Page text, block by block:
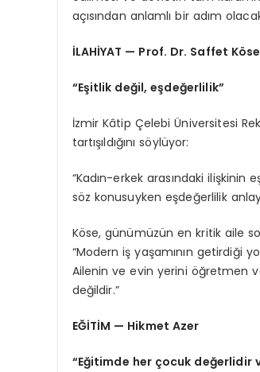
açısından anlamlı bir adım
İLAHİYAT — Prof. Dr. Saffet Köse
“Eşitlik değil, eşdeğerlilik”
İzmir Kâtip Çelebi Üniversitesi
tartışıldığını söylüyor:
“Kadın-erkek arasındaki ilişkinin
söz konusuyken eşdeğerlilik
Köse, günümüzün en kritik aile
“Modern iş yaşamının getirdiği
Ailenin ve evin yerini öğretmen
değildir.”
EĞİTİM — Hikmet Azer
“Eğitimde her çocuk değerlidir